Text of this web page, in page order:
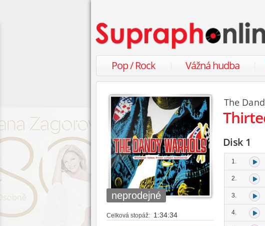
Pop / Rock Vážná hudba
neprodejné
Celková stopáž: 1:34:34
The
Disk 1
1.
2.
3.
4.